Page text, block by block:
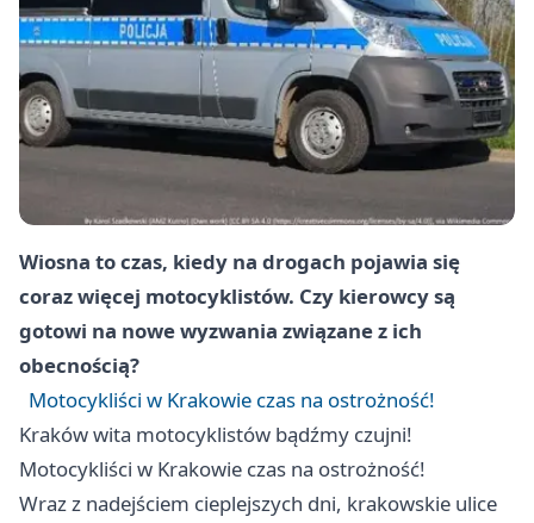
Wiosna to czas, kiedy na drogach pojawia się
coraz więcej motocyklistów. Czy kierowcy są
gotowi na nowe wyzwania związane z ich
obecnością?
Motocykliści w Krakowie czas na ostrożność!
Krakówwita motocyklistów bądźmy czujni!
Motocykliści w Krakowie czas na ostrożność!
Wraz z nadejściem cieplejszych dni, krakowskie ulice